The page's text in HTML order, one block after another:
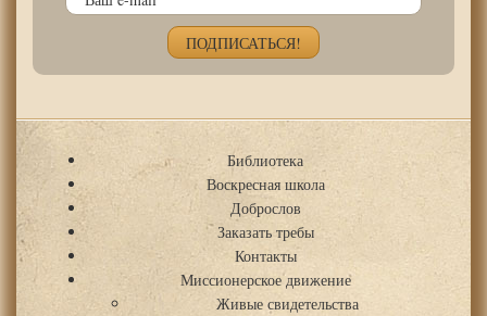
Библиотека
Воскресная школа
Доброслов
Заказать требы
Контакты
Миссионерское движение
Живые свидетельства